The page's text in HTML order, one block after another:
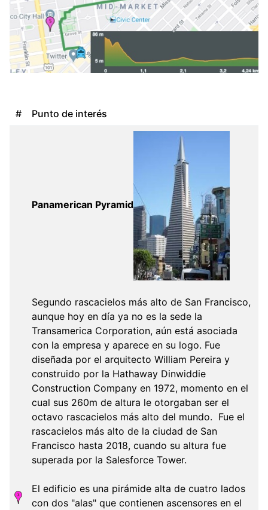
# Punto de interés
Panamerican Pyramid
Segundo rascacielos más alto de San Francisco,
aunque hoy en día ya no es la sede la
Transamerica Corporation, aún está asociada
con la empresa y aparece en su logo. Fue
diseñada por el arquitecto William Pereira y
construido por la Hathaway Dinwiddie
Construction Company en 1972, momento en el
cual sus 260m de altura le otorgaban ser el
octavo rascacielos más alto del mundo. Fue el
rascacielos más alto de la ciudad de San
Francisco hasta 2018, cuando su altura fue
superada por la Salesforce Tower.
El edificio es una pirámide alta de cuatro lados
con dos "alas" que contienen ascensores en el